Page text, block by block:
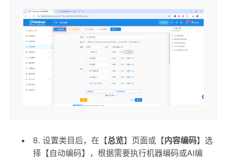
8. 设置类目后，在【总览】页面或【内容编码】选
择【自动编码】，根据需要执行机器编码或AI编